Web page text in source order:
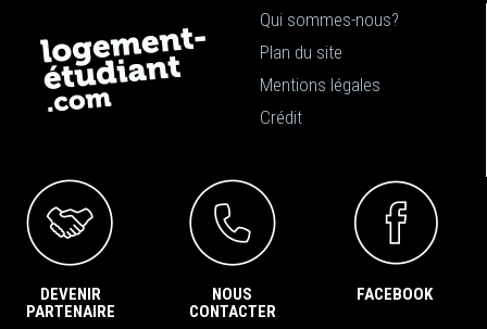
Qui sommes-nous?
Plan du site
Mentions légales
Crédit
DEVENIR
PARTENAIRE
NOUS
CONTACTER
FACEBOOK